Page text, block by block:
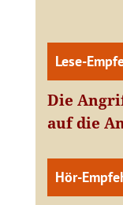
Lese-
Die
auf die
Hör-